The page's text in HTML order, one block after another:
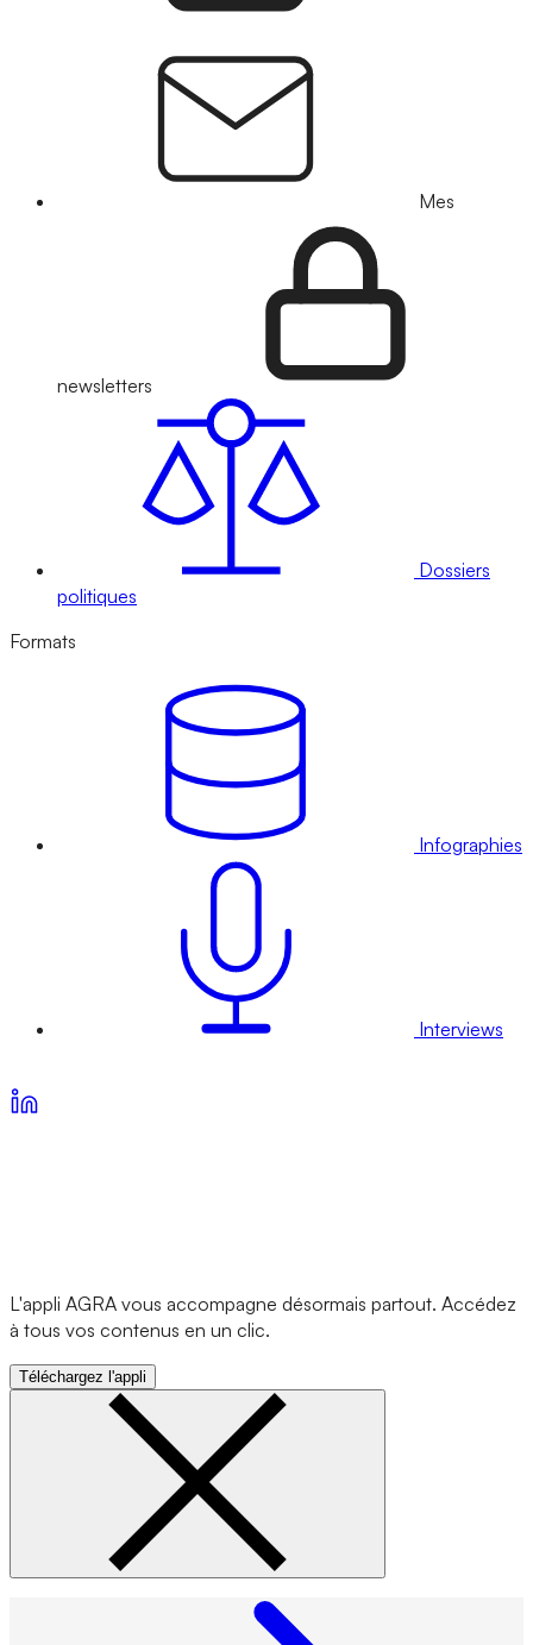
Mes
newsletters
Dossiers
politiques
Formats
Infographies
Interviews
L'appli AGRA vous accompagne désormais partout. Accédez
à tous vos contenus en un clic.
Téléchargez l'appli